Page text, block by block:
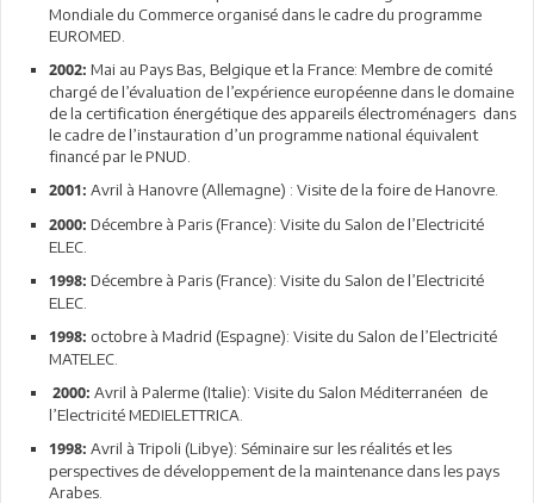
Mondiale du Commerce organisé dans le cadre du programme
EUROMED.
2002: Mai au Pays Bas, Belgique et la France: Membre de comité
chargé de l’évaluation de l’expérience européenne dans le domaine
de la certification énergétique des appareils électroménagers dans
le cadre de l’instauration d’un programme national équivalent
financé par le PNUD.
2001: Avril à Hanovre (Allemagne) : Visite de la foire de Hanovre.
2000: Décembre à Paris (France): Visite du Salon de l’Electricité
ELEC.
1998: Décembre à Paris (France): Visite du Salon de l’Electricité
ELEC.
1998: octobre à Madrid (Espagne): Visite du Salon de l’Electricité
MATELEC.
2000: Avril à Palerme (Italie): Visite du Salon Méditerranéen de
l’Electricité MEDIELETTRICA.
1998: Avril à Tripoli (Libye): Séminaire sur les réalités et les
perspectives de développement de la maintenance dans les pays
Arabes.